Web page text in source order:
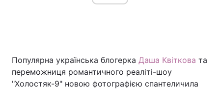
Головна Війна
Популярна українська блогерка Даша Квіткова та
переможниця романтичного реаліті-шоу
"Холостяк-9" новою фотографією спантеличила